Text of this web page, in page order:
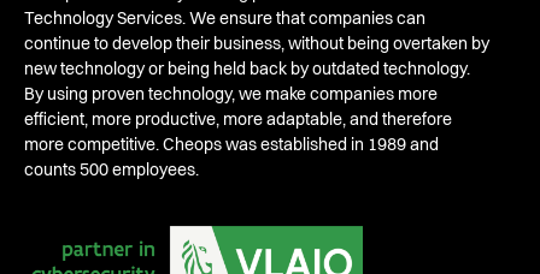
Technology Services. We ensure that companies can
continue to develop their business, without being overtaken by
new technology or being held back by outdated technology.
By using proven technology, we make companies more
efficient, more productive, more adaptable, and therefore
more competitive. Cheops was established in 1989 and
counts 500 employees.